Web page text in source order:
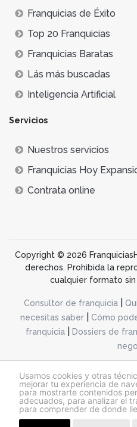
Usamos cookies y otras
mejorar tu experiencia de
para mostrarte contenidos
adecuados, para analizar el
para comprender de donde
Franquicias de Éxito
Top 20 Franquicias
Franquicias Baratas
Lás más buscadas
Inteligencia Artificial
Servicios
Nuestros servicios
Franquicias Hoy
Contrata online
Copyright © 2026
derechos. Prohibida la
cualquier formato
Consultor de franquicia
necesitas saber
Cómo
franquicia| Dossiers de
@franquiciashoy.es |Aviso legal|